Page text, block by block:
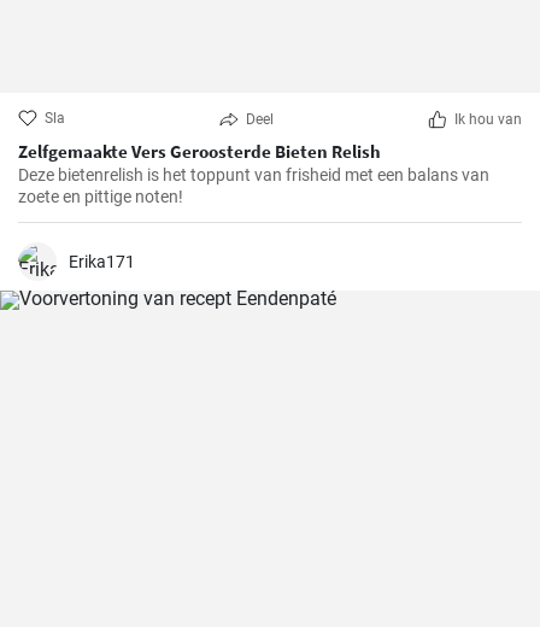
Sla Deel Ik hou van
Zelfgemaakte Vers Geroosterde Bieten Relish
Deze bietenrelish is het toppunt van frisheid met een balans van
zoete en pittige noten!
Erika171